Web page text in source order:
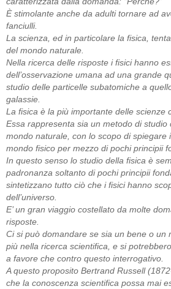
È stimolante anche da adulti tornare ad
fanciulli.
La scienza, ed in particolare la fisica,
del mondo naturale.
Nella ricerca delle risposte i fisici hanno
dell’osservazione umana ad una grande
studio delle particelle subatomiche a
galassie.
La fisica è la più importante delle scienze
Essa rappresenta sia un metodo di
mondo naturale, con lo scopo di spiegare
mondo fisico per mezzo di pochi principii
In questo senso lo studio della fisica è
padronanza soltanto di pochi principii
sintetizzano tutto ciò che i fisici hanno
dell’universo.
E’ un gran viaggio costellato da molte
risposte.
Ci si può domandare se sia un bene o un
più nella ricerca scientifica, e si
a favore che contro questo interrogativo.
A questo proposito Bertrand Russell
che la conoscenza scientifica possa mai